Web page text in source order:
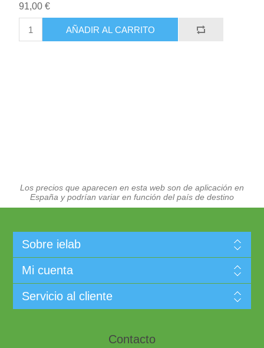
91,00 €
AÑADIR AL CARRITO
Los precios que aparecen en esta web son de aplicación en
España y podrían variar en función del país de destino
Sobre ielab
Mi cuenta
Servicio al cliente
Contacto